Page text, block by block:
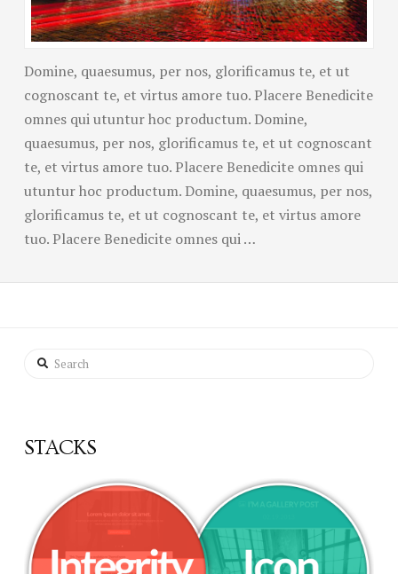
Domine, quaesumus, per nos, glorificamus te, et ut
cognoscant te, et virtus amore tuo. Placere Benedicite
omnes qui utuntur hoc productum. Domine,
quaesumus, per nos, glorificamus te, et ut cognoscant
te, et virtus amore tuo. Placere Benedicite omnes qui
utuntur hoc productum. Domine, quaesumus, per nos,
glorificamus te, et ut cognoscant te, et virtus amore
tuo. Placere Benedicite omnes qui …
Search
STACKS